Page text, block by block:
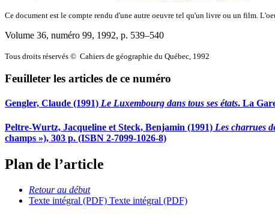
Ce document est le compte rendu d'une autre oeuvre tel qu'un livre ou un film.
Volume 36, numéro 99, 1992, p. 539–540
Tous droits réservés © Cahiers de géographie du Québec, 1992
Feuilleter les articles de ce numéro
Gengler, Claude (1991) Le Luxembourg dans tous ses états. La
Peltre-Wurtz, Jacqueline et Steck, Benjamin (1991) Les charrues
champs »), 303 p. (ISBN 2-7099-1026-8)
Plan de l’article
Retour au début
Texte intégral (PDF) Texte intégral (PDF)